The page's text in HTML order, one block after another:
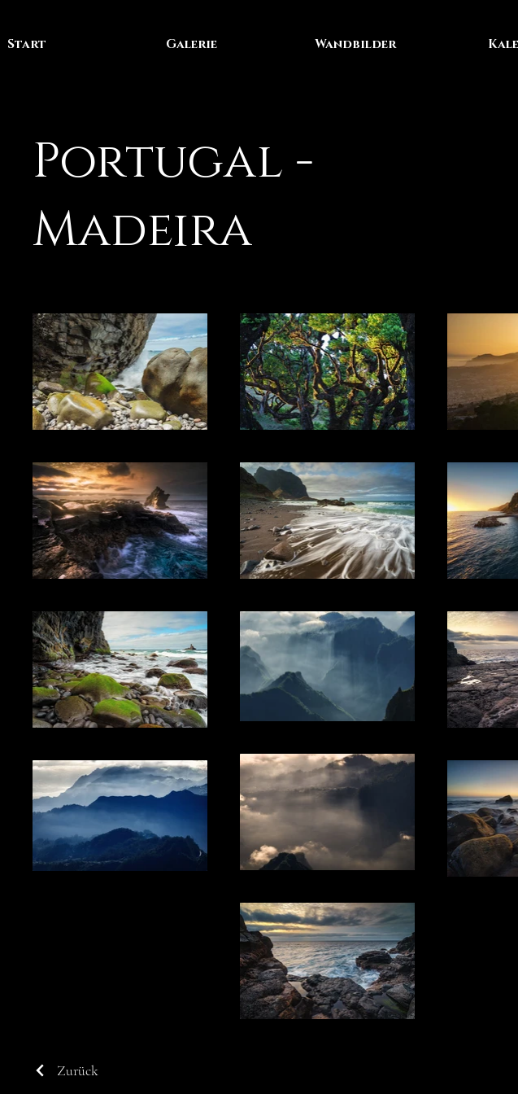
Start Galerie Wandbilder
Portugal -
Madeira
Zurück